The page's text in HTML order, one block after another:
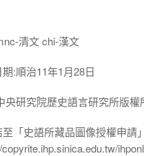
清文 chi-漢文
:順治11年1月28日
央研究院歷史語言研究所版權
「史語所藏品圖像授權申請